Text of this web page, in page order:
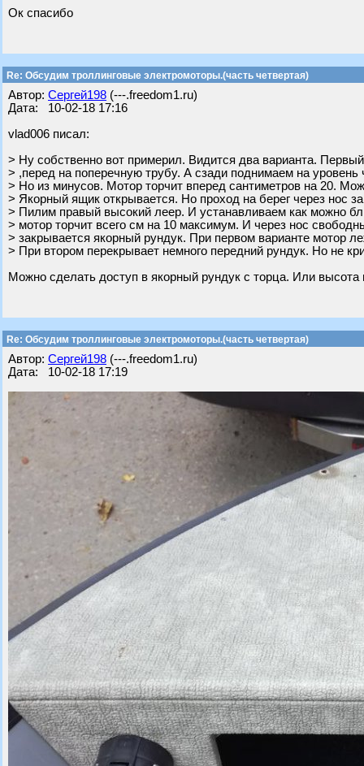
Ок спасибо
Re: Обсудим троллинговые электромоторы.(часть четвертая)
Автор: Сергей198 (---.freedom1.ru)
Дата: 10-02-18 17:16
vlad006 писал:
> Ну собственно вот примерил. Видится два варианта.
> ,перед на поперечную трубу. А сзади поднимаем на уровень
> Но из минусов. Мотор торчит вперед сантиметров на 20.
> Якорный ящик открывается. Но проход на берег через нос
> Пилим правый высокий леер. И устанавливаем как можно
> мотор торчит всего см на 10 максимум. И через нос
> закрывается якорный рундук. При первом варианте мотор
> При втором перекрывает немного передний рундук. Но не
Можно сделать доступ в якорный рундук с торца. Или высота
Re: Обсудим троллинговые электромоторы.(часть четвертая)
Автор: Сергей198 (---.freedom1.ru)
Дата: 10-02-18 17:19